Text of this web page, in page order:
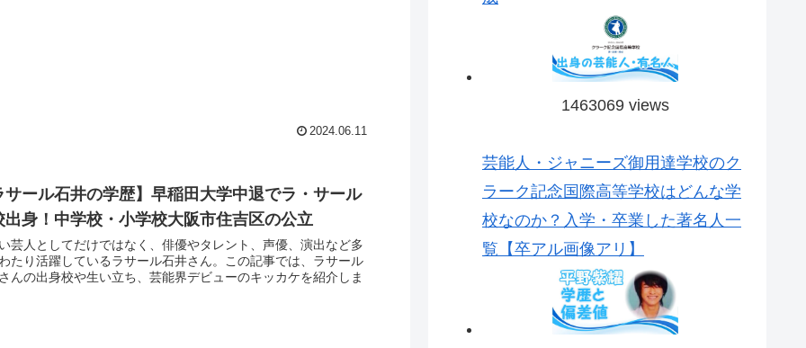
2024.06.11
サール石井の学歴】早稲田大学中退でラ・サール
出身！中学校・小学校大阪市住吉区の公立
芸人としてだけではなく、俳優やタレント、声優、演出など多
たり活躍しているラサール石井さん。この記事では、ラサール
んの出身校や生い立ち、芸能界デビューのキッカケを紹介しま
1463069 views
芸能人・ジャニーズ御用達学校のク
ラーク記念国際高等学校はどんな学
校なのか？入学・卒業した著名人一
覧【卒アル画像アリ】